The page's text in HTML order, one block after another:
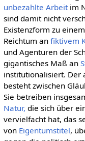
unbezahlte Arbeitim
sind damit nicht
Existenzform zu einem
Reichtum an fiktivem
und Agenturen der
gigantisches Maß an
institutionalisiert. Der
besteht zwischen
Sie betreiben
Natur, die sich über
vervielfacht hat, das
von Eigentumstitel,